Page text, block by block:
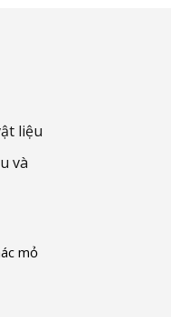
liệu
và
mỏ